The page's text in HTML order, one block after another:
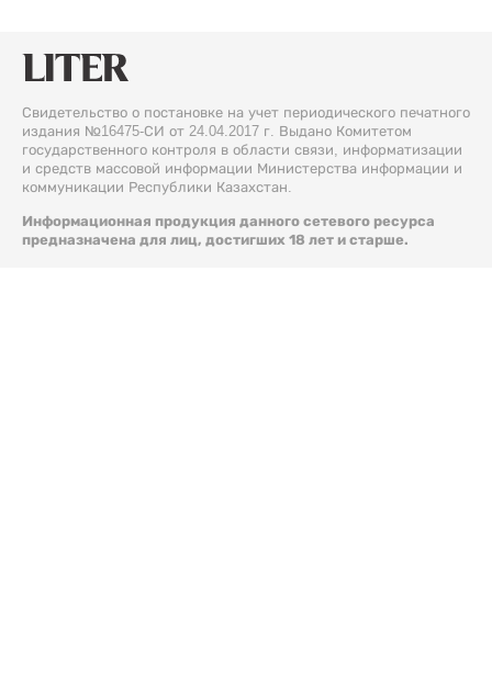
Свидетельство о постановке на учет периодического печатного
издания №16475-СИ от 24.04.2017 г. Выдано Комитетом
государственного контроля в области связи, информатизации
и средств массовой информации Министерства информации и
коммуникации Республики Казахстан.
Информационная продукция данного сетевого ресурса
предназначена для лиц, достигших 18 лет и старше.